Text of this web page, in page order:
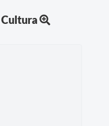
Cultura